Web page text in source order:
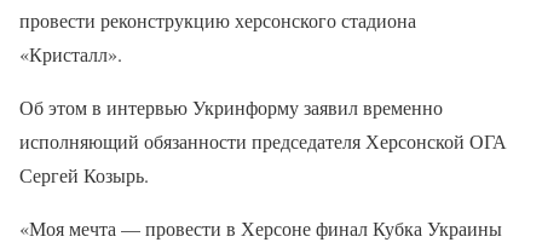
провести реконструкцию херсонского стадиона
«Кристалл».
Об этом в интервью Укринформу заявил временно
исполняющий обязанности председателя Херсонской ОГА
Сергей Козырь.
«Моя мечта — провести в Херсоне финал Кубка Украины